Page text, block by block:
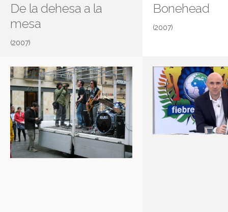
De la dehesa a la
mesa
(2007)
Bonehead
(2007)